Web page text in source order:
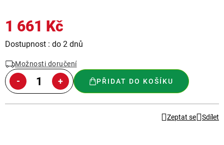
1 661 Kč
Měrná
Dostupnost : do 2 dnů
Možnosti doručení
PŘIDAT DO KOŠÍKU
Zeptat se Sdílet